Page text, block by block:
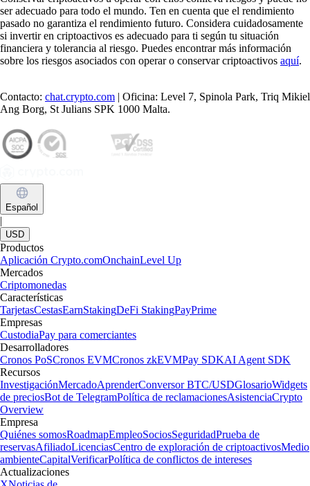
Solana sigue consolidándose como una de las criptomonedas más
destacadas del mundo, impulsada por su velocidad y su ecosistema en
expansión. En esta guía aprenderás cómo invertir en SOL desde
España de forma sencilla y segura, utilizando Crypto.com, una de las
plataformas más fiables del mercado.
Cómo comprar XRP (Ripple) en España
Descubre cómo comprar XRP (Ripple) en España de forma sencilla
con una guía pensada para principiantes. Sigue unos pasos claros y
Learn more
Cómo comprar XRP (Ripple) en España
Descubre cómo comprar XRP (Ripple) en España de forma sencilla
con una guía pensada para principiantes. Sigue unos pasos claros y
compra XRP hoy mismo con Crypto.com.
Learn more
Ver artículos
Confianza global en expansión
Millones de usuarios en más de 90 países
Fundación
2016
Países
90